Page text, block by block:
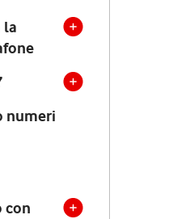
la
numeri
con